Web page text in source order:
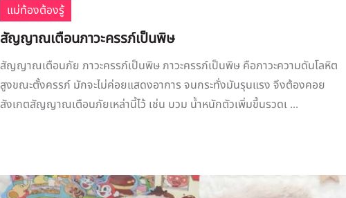
แม่ท้องต้องรู้
สัญญาณเตือนภาวะครรภ์เป็นพิษ
สัญญาณเตือนภัย ภาวะครรภ์เป็นพิษ ภาวะครรภ์เป็นพิษ คือภาวะความดันโลหิต
สูงขณะตั้งครรภ์ มักจะไม่ค่อยแสดงอาการ จนกระทั่งมันรุนแรง จึงต้องคอย
สังเกตสัญญาณเตือนภัยเหล่านี้ไว้ เช่น บวม น้ำหนักตัวเพิ่มขึ้นรวดเ ...